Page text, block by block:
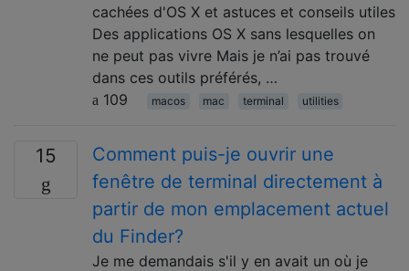
cachées d'OS X et astuces et conseils utiles
Des applications OS X sans lesquelles on
ne peut pas vivre Mais je n’ai pas trouvé
dans ces outils préférés, …
109
macos mac terminal utilities
15
Comment puis-je ouvrir une
fenêtre de terminal directement à
partir de mon emplacement actuel
du Finder?
Je me demandais s'il y en avait un où je